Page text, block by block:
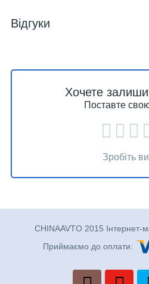
Відгуки
Хочете
Поставте
Зробіть
CHINAAVTO 2015 Інтернет-
Приймаємо до оплати: